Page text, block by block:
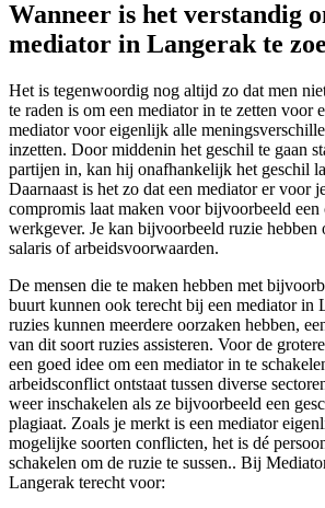
Wanneer is het verstandig
mediator in Langerak te
Het is tegenwoordig nog altijd zo dat men
te raden is om een mediator in te zetten voor
mediator voor eigenlijk alle
inzetten. Door middenin het geschil te gaan
partijen in, kan hij onafhankelijk het geschil
Daarnaast is het zo dat een mediator er voor
compromis laat maken voor bijvoorbeeld
werkgever. Je kan bijvoorbeeld ruzie hebben
salaris of arbeidsvoorwaarden.
De mensen die te maken hebben met
buurt kunnen ook terecht bij een mediator in
ruzies kunnen meerdere oorzaken hebben,
van dit soort ruzies assisteren. Voor de
een goed idee om een mediator in te
arbeidsconflict ontstaat tussen diverse
weer inschakelen als ze bijvoorbeeld een
plagiaat. Zoals je merkt is een mediator
mogelijke soorten conflicten, het is dé
schakelen om de ruzie te sussen.. Bij
Langerak terecht voor: